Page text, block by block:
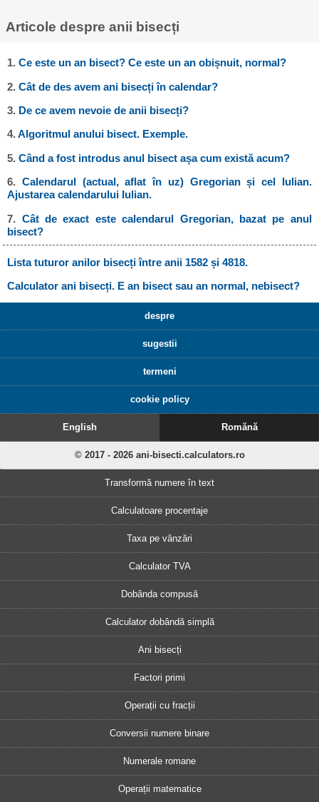
Articole despre anii bisecți
1.Ce este un an bisect? Ce este un an obișnuit, normal?
2.Cât de des avem ani bisecți în calendar?
3. De ce avem nevoie de anii bisecți?
4.Algoritmul anului bisect. Exemple.
5.Când a fost introdus anul bisect așa cum există acum?
6. Calendarul (actual, aflat în uz) Gregorian și cel Iulian.
Ajustarea calendarului Iulian.
7. Cât de exact este calendarul Gregorian, bazat pe anul
bisect?
Lista tuturor anilor bisecți între anii 1582 și 4818.
Calculator ani bisecți. E an bisect sau an normal, nebisect?
despre
sugestii
termeni
cookie policy
English Romănă
© 2017 - 2026 ani-bisecti.calculators.ro
Transformă numere în text
Calculatoare procentaje
Taxa pe vânzări
Calculator TVA
Dobânda compusă
Calculator dobândă simplă
Ani bisecți
Factori primi
Operații cu fracții
Conversii numere binare
Numerale romane
Operații matematice